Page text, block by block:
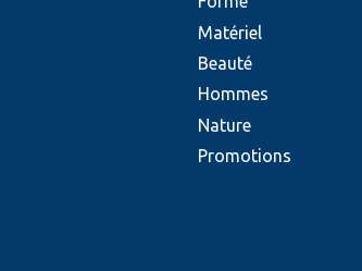
Matériel
Beauté
Hommes
Nature
Promotions